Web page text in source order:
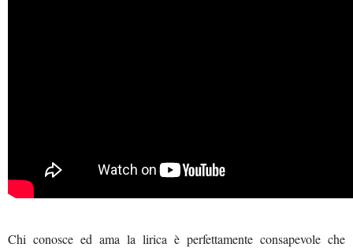
Chi conosce ed ama la lirica è perfettamente consapevole che